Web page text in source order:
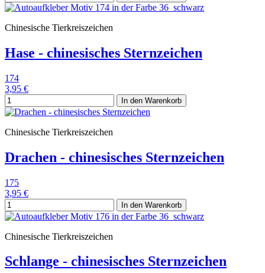
Chinesische Tierkreiszeichen
Hase - chinesisches Sternzeichen
174
3,95 €
In den Warenkorb
Chinesische Tierkreiszeichen
Drachen - chinesisches Sternzeichen
175
3,95 €
In den Warenkorb
Chinesische Tierkreiszeichen
Schlange - chinesisches Sternzeichen